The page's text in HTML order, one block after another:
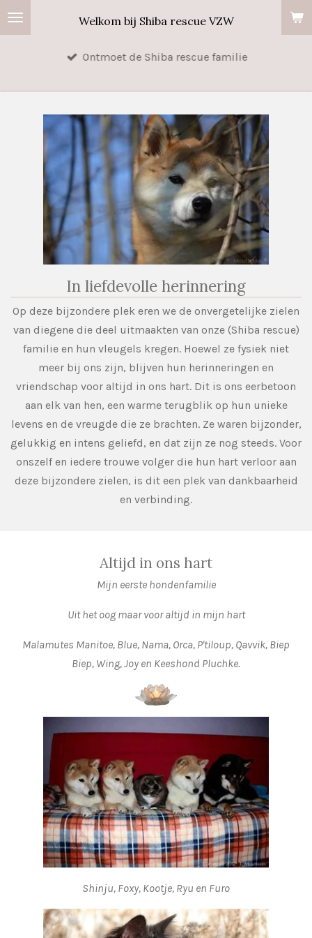
Ga
direct
hoofdinhoud
Welkom bij Shiba rescue VZW
Ontmoet de Shiba rescue familie
In liefdevolle herinnering
Op deze bijzondere plek eren we de onvergetelijke zielen
van diegene die deel uitmaakten van onze (Shiba rescue)
familie en hun vleugels kregen. Hoewel ze fysiek niet
meer bij ons zijn, blijven hun herinneringen en
vriendschap voor altijd in ons hart. Dit is ons eerbetoon
aan elk van hen, een warme terugblik op hun unieke
levens en de vreugde die ze brachten. Ze waren bijzonder,
gelukkig en intens geliefd, en dat zijn ze nog steeds. Voor
onszelf en iedere trouwe volger die hun hart verloor aan
deze bijzondere zielen, is dit een plek van dankbaarheid
en verbinding.
Altijd in ons hart
Mijn eerste hondenfamilie
Uit het oog maar voor altijd in mijn hart
Malamutes Manitoe, Blue, Nama, Orca, P'tiloup, Qavvik, Biep
Biep, Wing, Joy en Keeshond Pluchke.
Shinju, Foxy, Kootje, Ryu en Furo